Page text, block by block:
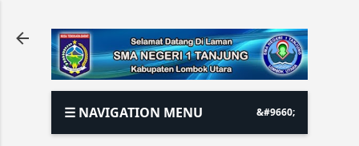
☰ NAVIGATION MENU